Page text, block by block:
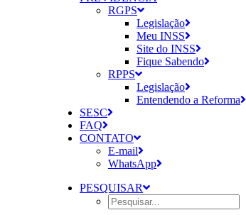
RGPS
Legislação
Meu INSS
Site do INSS
Fique Sabendo
RPPS
Legislação
Entendendo a Reforma
SESC
FAQ
CONTATO
E-mail
WhatsApp
PESQUISAR